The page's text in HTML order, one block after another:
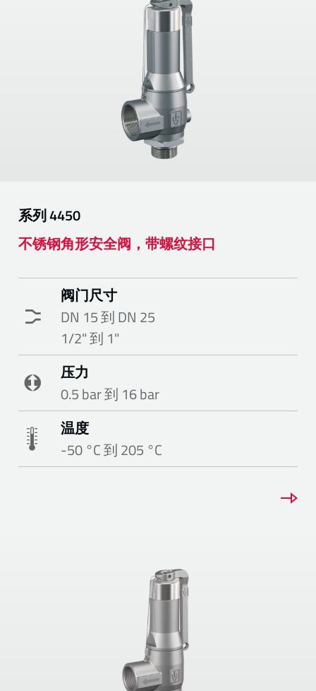
系列4450
不锈钢角形安全阀，带螺纹接口
阀门尺寸
DN 15 到 DN 25
1/2" 到 1"
压力
0.5 bar 到 16 bar
温度
-50 °C 到 205 °C